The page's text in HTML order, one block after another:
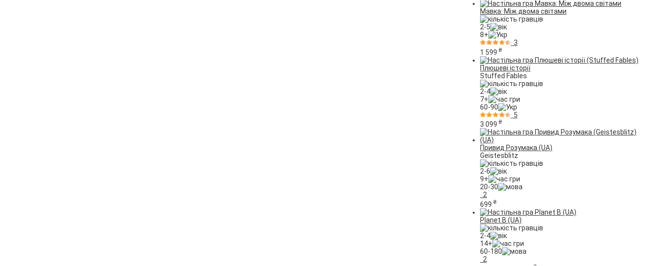
Мавка: Між двома світами
2-5
8+
3
1 599₴
Плюшеві історії
Stuffed Fables
2-4
7+
60-90
5
3 099₴
Привид Розумака (UA)
Geistesblitz
2-6
9+
20-30
2
699₴
Planet B (UA)
2-4
14+
60-180
2